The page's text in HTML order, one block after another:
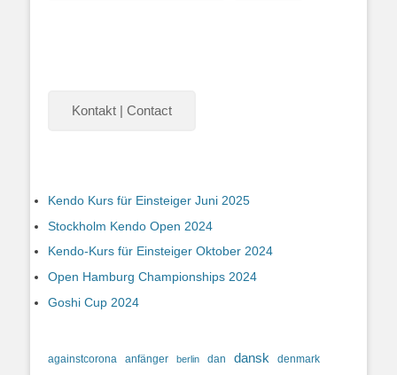
Kontakt | Contact
Kendo Kurs für Einsteiger Juni 2025
Stockholm Kendo Open 2024
Kendo-Kurs für Einsteiger Oktober 2024
Open Hamburg Championships 2024
Goshi Cup 2024
againstcorona anfänger berlin dan dansk denmark